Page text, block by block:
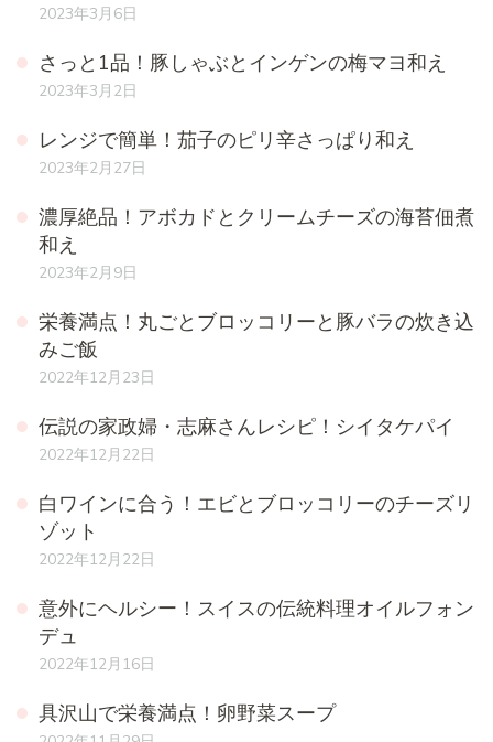
2023年3月6日
さっと1品！豚しゃぶとインゲンの梅マヨ和え
2023年3月2日
レンジで簡単！茄子のピリ辛さっぱり和え
2023年2月27日
濃厚絶品！アボカドとクリームチーズの海苔佃煮
和え
2023年2月9日
栄養満点！丸ごとブロッコリーと豚バラの炊き込
みご飯
2022年12月23日
伝説の家政婦・志麻さんレシピ！シイタケパイ
2022年12月22日
白ワインに合う！エビとブロッコリーのチーズリ
ゾット
2022年12月22日
意外にヘルシー！スイスの伝統料理オイルフォン
デュ
2022年12月16日
具沢山で栄養満点！卵野菜スープ